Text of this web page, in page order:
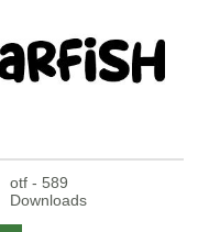
otf - 589
Downloads